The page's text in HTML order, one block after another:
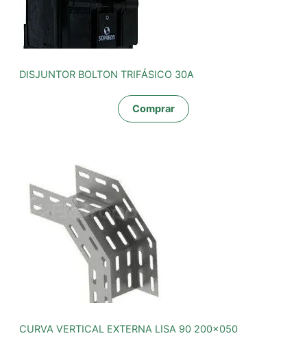
DISJUNTOR BOLTON TRIFÁSICO 30A
Comprar
CURVA VERTICAL EXTERNA LISA 90 200x050